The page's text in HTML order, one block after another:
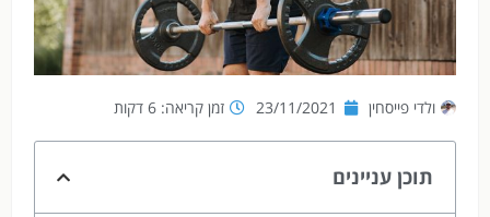
ולדי פייסחין 23/11/2021 זמן קריאה: 6 דקות
תוכן עניינים